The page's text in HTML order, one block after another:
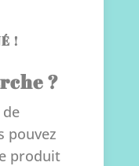
!
?
pouvez
produit